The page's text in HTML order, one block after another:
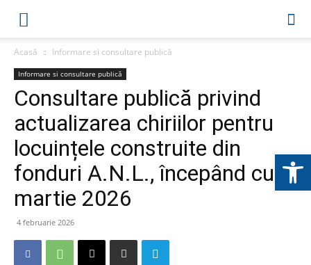
Acasă Informare si consultare publică
Informare si consultare publică
Consultare publică privind
actualizarea chiriilor pentru
locuințele construite din
fonduri A.N.L., începând cu 1
martie 2026
4 februarie 2026